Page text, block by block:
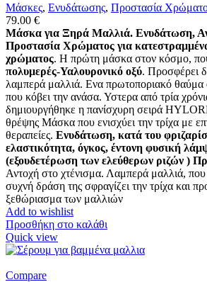
Μάσκες, Ενυδάτωσης, Προστασία
79.00 €
Μάσκα για Ξηρά Μαλλιά. Ενυδάτωση,
Προστασία Χρώματος για
χρώματος. Η πρώτη μάσκα στον κόσμο, που
πολυμερές-Υαλουρονικό οξύ. Προσφέρει
λαμπερά μαλλιά. Ενα πρωτοποριακό θαύμα
που κόβει την ανάσα. Υστερα από τρία
δημιουργήθηκε η πανίσχυρη σειρά
θρέψης Μάσκα που ενισχύει την τρίχα με
θεραπείες. Ενυδάτωση, κατά του
ελαστικότητα, όγκος, έντονη φυσική
(εξουδετέρωση των ελεύθερων ριζών )
Αντοχή στο χτένισμα. Λαμπερά μαλλιά,
συχνή δράση της σφραγίζει την τρίχα και
ξεθώριασμα των μαλλιών
Add to wishlist
Προσθήκη στο καλάθι
Quick view
Compare